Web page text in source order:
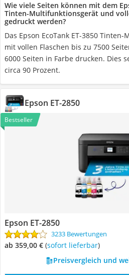
Wie viele Seiten können mit dem
Tinten-Multifunktionsgerät und
gedruckt werden?
Das Epson EcoTank ET-3850
mit vollen Flaschen bis zu 7500
6000 Seiten in Farbe drucken. Dies
circa 90 Prozent.
Epson ET-2850
Bestseller
Epson ET-2850
3233 Bewertungen
ab 359,00 € ( Sofort lieferbar)
Preisvergleich und